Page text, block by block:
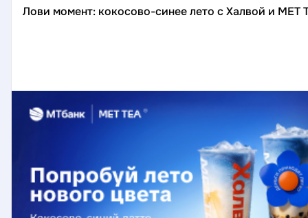
Лови момент: кокосово-синее лето с Халвой и MET